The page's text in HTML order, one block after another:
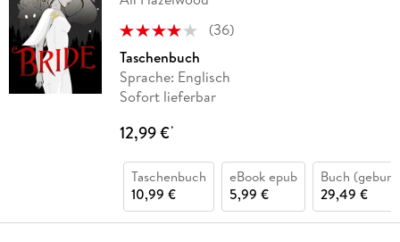
(36)
Taschenbuch
Sprache: Englisch
Sofort lieferbar
12,99 €*
Taschenbuch
10,99 €
eBook epub
5,99 €
Buch
29,49 €